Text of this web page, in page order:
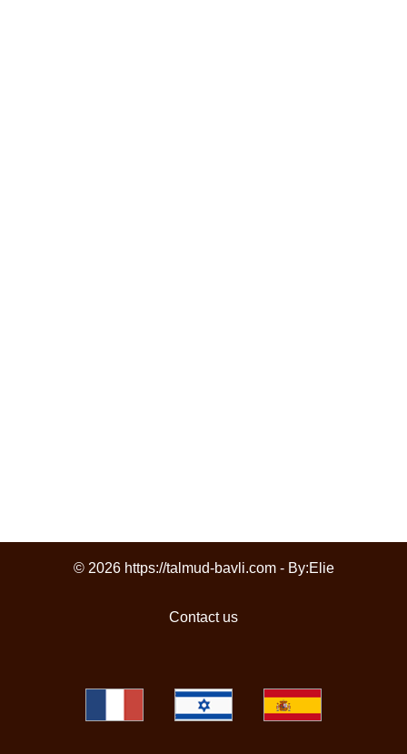
© 2026 https://talmud-bavli.com - By:Elie
Contact us